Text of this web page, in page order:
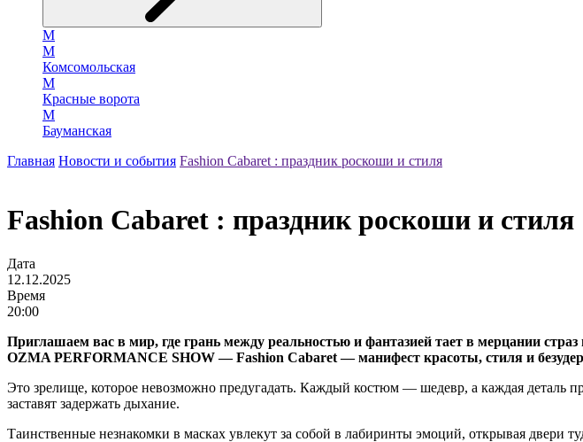
М
М
Комсомольская
М
Красные ворота
М
Бауманская
Главная Новости и события Fashion Cabaret : праздник роскоши и стиля
Fashion Cabaret : праздник роскоши и стиля
Дата
12.12.2025
Время
20:00
Приглашаем вас в мир, где грань между реальностью и фантазией тает в мерцании
OZMA PERFORMANCE SHOW — Fashion Cabaret — манифест красоты, стиля и
Это зрелище, которое невозможно предугадать. Каждый костюм — шедевр, а каждая деталь
заставят задержать дыхание.
Таинственные незнакомки в масках увлекут за собой в лабиринты эмоций, открывая двери